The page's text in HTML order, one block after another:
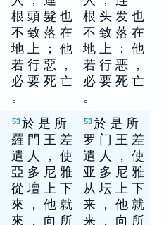
根 頭 髮 也
不 致 落 在
地 上 ； 他
若 行 惡 ，
必 要 死 亡
。
根 头 发 也
不 致 落 在
地 上 ； 他
若 行 恶 ，
必 要 死 亡
。
53於 是 所
羅 門 王 差
遣 人 ， 使
亞 多 尼 雅
從 壇 上 下
來 ， 他 就
來 ， 向 所
53於 是 所
罗 门 王 差
遣 人 ， 使
亚 多 尼 雅
从 坛 上 下
来 ， 他 就
来 ， 向 所